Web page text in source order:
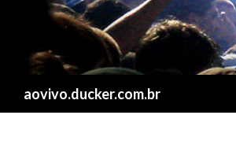
aovivo.ducker.com.br